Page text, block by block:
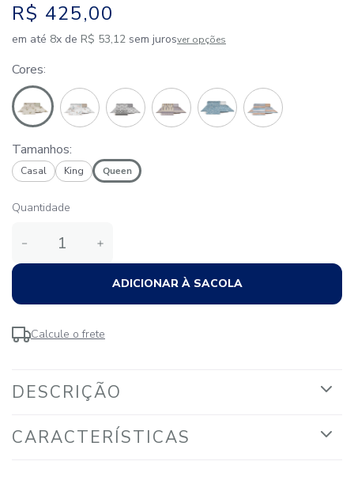
R$ 425,00
em até 8x de R$ 53,12 sem jurosver opções
Cores
Tamanhos:
Casal King Queen
Quantidade
＋
－
ADICIONAR À SACOLA
Calcule o frete
DESCRIÇÃO
CARACTERÍSTICAS